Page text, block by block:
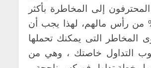
المحترفون إلى المخاطرة بأكثر
1-%5% من رأس مالهم، لهذا يجب أن
المخاطر التى يمكنك تحملها
التداول خاصتك ، وهي من